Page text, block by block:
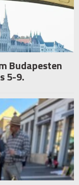
Budapesten
5-9.